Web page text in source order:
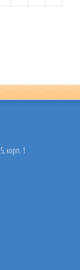
корп. 1